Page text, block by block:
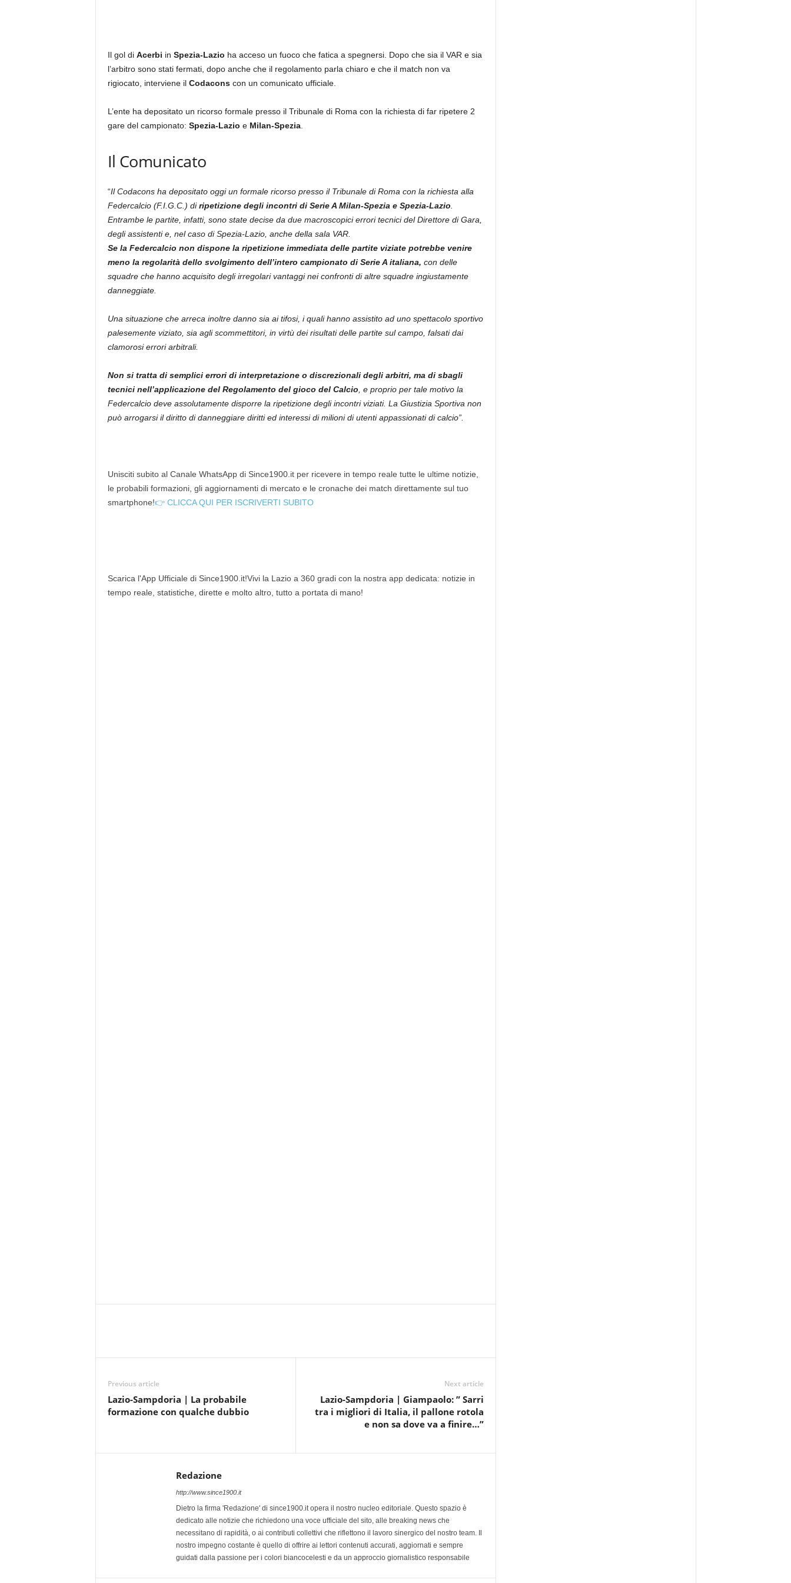
Il gol di Acerbi in Spezia-Lazio ha acceso un fuoco che fatica a spegnersi. Dopo che sia il VAR e sia
l’arbitro sono stati fermati, dopo anche che il regolamento parla chiaro e che il match non va
rigiocato, interviene il Codaconscon un comunicato ufficiale.
L’ente ha depositato un ricorso formale presso il Tribunale di Roma con la richiesta di far ripetere 2
gare del campionato: Spezia-Lazio e Milan-Spezia.
Il Comunicato
“Il Codacons ha depositato oggi un formale ricorso presso il Tribunale di Roma con la richiesta alla
Federcalcio (F.I.G.C.) diripetizione degli incontri di Serie A Milan-Spezia e Spezia-Lazio
Entrambe le partite, infatti, sono state decise da due macroscopici errori tecnici del Direttore di Gara,
degli assistenti e, nel caso di Spezia-Lazio, anche della sala VAR.
Se la Federcalcio non dispone la ripetizione immediata delle partite viziate potrebbe venire
meno la regolarità dello svolgimento dell’intero campionato di Serie A italiana, con delle
squadre che hanno acquisito degli irregolari vantaggi nei confronti di altre squadre ingiustamente
danneggiate.
Una situazione che arreca inoltre danno sia ai tifosi, i quali hanno assistito ad uno spettacolo sportivo
palesemente viziato, sia agli scommettitori, in virtù dei risultati delle partite sul campo, falsati dai
clamorosi errori arbitrali.
Non si tratta di semplici errori di interpretazione o discrezionali degli arbitri, ma di sbagli
tecnici nell’applicazione del Regolamento del gioco del Calcio , e proprio per tale motivo la
Federcalcio deve assolutamente disporre la ripetizione degli incontri viziati. La Giustizia Sportiva non
può arrogarsi il diritto di danneggiare diritti ed interessi di milioni di utenti appassionati di calcio”.
Unisciti subito al Canale WhatsApp di Since1900.it per ricevere in tempo reale tutte le ultime notizie,
le probabili formazioni, gli aggiornamenti di mercato e le cronache dei match direttamente sul tuo
smartphone!👉 CLICCA QUI PER ISCRIVERTI SUBITO
Scarica l'App Ufficiale di Since1900.it!Vivi la Lazio a 360 gradi con la nostra app dedicata: notizie in
tempo reale, statistiche, dirette e molto altro, tutto a portata di mano!
Previous article
Lazio-Sampdoria | La probabile
formazione con qualche dubbio
Next article
Lazio-Sampdoria | Giampaolo: ” Sarri
tra i migliori di Italia, il pallone rotola
e non sa dove va a finire…”
Redazione
http://www.since1900.it
Dietro la firma 'Redazione' di since1900.it opera il nostro nucleo editoriale. Questo spazio è
dedicato alle notizie che richiedono una voce ufficiale del sito, alle breaking news che
necessitano di rapidità, o ai contributi collettivi che riflettono il lavoro sinergico del nostro team. Il
nostro impegno costante è quello di offrire ai lettori contenuti accurati, aggiornati e sempre
guidati dalla passione per i colori biancocelesti e da un approccio giornalistico responsabile